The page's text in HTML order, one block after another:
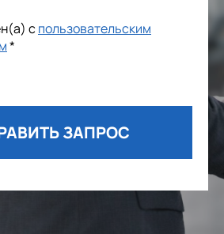
спользовательским
*
ЗАПРОС